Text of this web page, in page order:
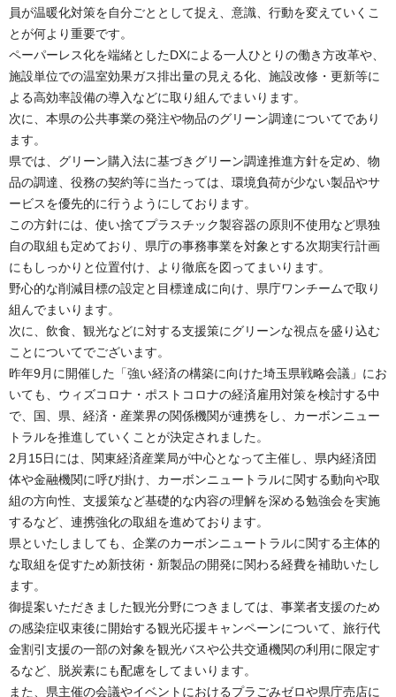
員が温暖化対策を自分ごととして捉え、意識、行動を変えていくこ
とが何より重要です。
ペーパーレス化を端緒としたDXによる一人ひとりの働き方改革や、
施設単位での温室効果ガス排出量の見える化、施設改修・更新等に
よる高効率設備の導入などに取り組んでまいります。
次に、本県の公共事業の発注や物品のグリーン調達についてであり
ます。
県では、グリーン購入法に基づきグリーン調達推進方針を定め、物
品の調達、役務の契約等に当たっては、環境負荷が少ない製品やサ
ービスを優先的に行うようにしております。
この方針には、使い捨てプラスチック製容器の原則不使用など県独
自の取組も定めており、県庁の事務事業を対象とする次期実行計画
にもしっかりと位置付け、より徹底を図ってまいります。
野心的な削減目標の設定と目標達成に向け、県庁ワンチームで取り
組んでまいります。
次に、飲食、観光などに対する支援策にグリーンな視点を盛り込む
ことについてでございます。
昨年9月に開催した「強い経済の構築に向けた埼玉県戦略会議」にお
いても、ウィズコロナ・ポストコロナの経済雇用対策を検討する中
で、国、県、経済・産業界の関係機関が連携をし、カーボンニュー
トラルを推進していくことが決定されました。
2月15日には、関東経済産業局が中心となって主催し、県内経済団
体や金融機関に呼び掛け、カーボンニュートラルに関する動向や取
組の方向性、支援策など基礎的な内容の理解を深める勉強会を実施
するなど、連携強化の取組を進めております。
県といたしましても、企業のカーボンニュートラルに関する主体的
な取組を促すため新技術・新製品の開発に関わる経費を補助いたし
ます。
御提案いただきました観光分野につきましては、事業者支援のため
の感染症収束後に開始する観光応援キャンペーンについて、旅行代
金割引支援の一部の対象を観光バスや公共交通機関の利用に限定す
るなど、脱炭素にも配慮をしてまいります。
また、県主催の会議やイベントにおけるプラごみゼロや県庁売店に